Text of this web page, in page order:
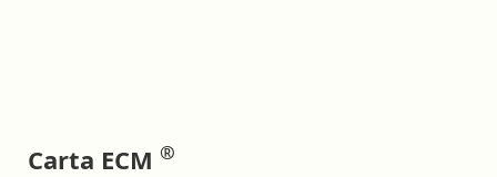
Carta ECM ®